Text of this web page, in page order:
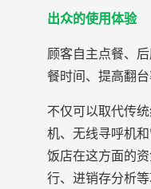
出众的使用体验
顾客自主点餐、
餐时间、提高翻台
不仅可以取代传
机、无线寻呼机
饭店在这方面的
行、进销存分析